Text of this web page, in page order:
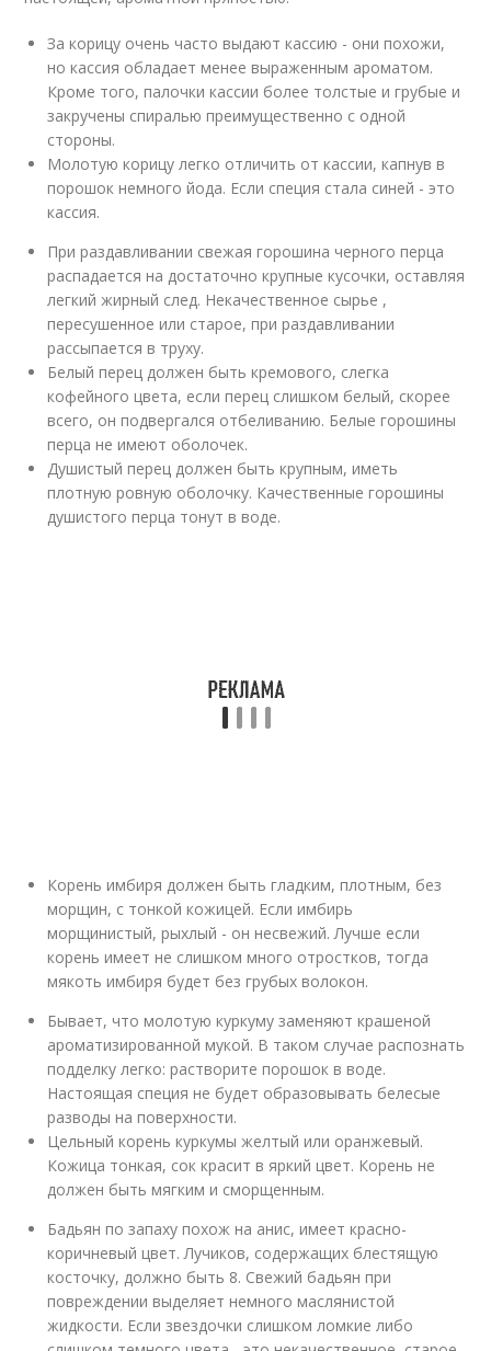
За корицу очень часто выдают кассию - они похожи,
но кассия обладает менее выраженным ароматом.
Кроме того, палочки кассии более толстые и грубые и
закручены спиралью преимущественно с одной
стороны.
Молотую корицу легко отличить от кассии, капнув в
порошок немного йода. Если специя стала синей - это
кассия.
При раздавливании свежая горошина черного перца
распадается на достаточно крупные кусочки, оставляя
легкий жирный след. Некачественное сырье ,
пересушенное или старое, при раздавливании
рассыпается в труху.
Белый перец должен быть кремового, слегка
кофейного цвета, если перец слишком белый, скорее
всего, он подвергался отбеливанию. Белые горошины
перца не имеют оболочек.
Душистый перец должен быть крупным, иметь
плотную ровную оболочку. Качественные горошины
душистого перца тонут в воде.
Корень имбиря должен быть гладким, плотным, без
морщин, с тонкой кожицей. Если имбирь
морщинистый, рыхлый - он несвежий. Лучше если
корень имеет не слишком много отростков, тогда
мякоть имбиря будет без грубых волокон.
Бывает, что молотую куркуму заменяют крашеной
ароматизированной мукой. В таком случае распознать
подделку легко: растворите порошок в воде.
Настоящая специя не будет образовывать белесые
разводы на поверхности.
Цельный корень куркумы желтый или оранжевый.
Кожица тонкая, сок красит в яркий цвет. Корень не
должен быть мягким и сморщенным.
Бадьян по запаху похож на анис, имеет красно-
коричневый цвет. Лучиков, содержащих блестящую
косточку, должно быть 8. Свежий бадьян при
повреждении выделяет немного маслянистой
жидкости. Если звездочки слишком ломкие либо